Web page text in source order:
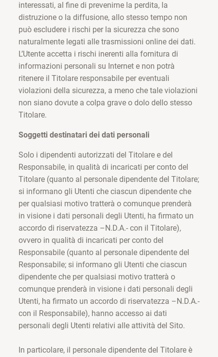
interessati, al fine di prevenirne la perdita, la
distruzione o la diffusione, allo stesso tempo non
può escludere i rischi per la sicurezza che sono
naturalmente legati alle trasmissioni online dei dati.
L’Utente accetta i rischi inerenti alla fornitura di
informazioni personali su Internet e non potrà
ritenere il Titolare responsabile per eventuali
violazioni della sicurezza, a meno che tale violazioni
non siano dovute a colpa grave o dolo dello stesso
Titolare.
Soggetti destinatari dei dati personali
Solo i dipendenti autorizzati del Titolare e del
Responsabile, in qualità di incaricati per conto del
Titolare (quanto al personale dipendente del Titolare;
si informano gli Utenti che ciascun dipendente che
per qualsiasi motivo tratterà o comunque prenderà
in visione i dati personali degli Utenti, ha firmato un
accordo di riservatezza –N.D.A.- con il Titolare),
ovvero in qualità di incaricati per conto del
Responsabile (quanto al personale dipendente del
Responsabile; si informano gli Utenti che ciascun
dipendente che per qualsiasi motivo tratterà o
comunque prenderà in visione i dati personali degli
Utenti, ha firmato un accordo di riservatezza –N.D.A.-
con il Responsabile), hanno accesso ai dati
personali degli Utenti relativi alle attività del Sito.
In particolare, il personale dipendente del Titolare è